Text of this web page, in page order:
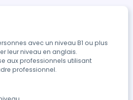
avec un niveau B1 ou plus
leur niveau en anglais.
aux professionnels utilisant
professionnel.